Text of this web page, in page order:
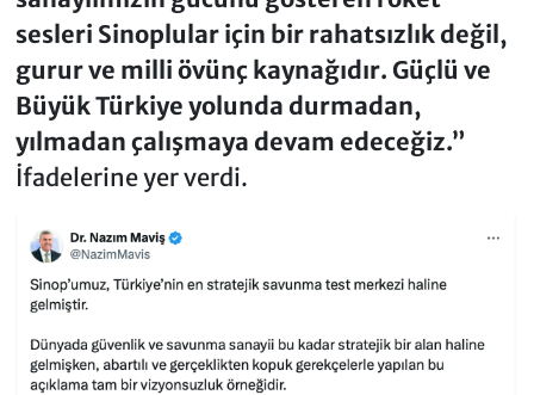
sesleri Sinoplular için bir rahatsızlık değil,
gurur ve milli övünç kaynağıdır. Güçlü ve
Büyük Türkiye yolunda durmadan,
yılmadan çalışmaya devam edeceğiz.”
İfadelerine yer verdi.